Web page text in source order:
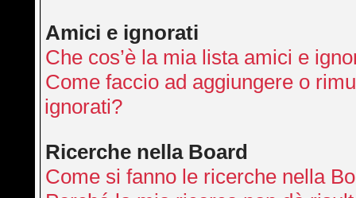
Amici e ignorati
Che cos’è la mia lista amici e
Come faccio ad aggiungere o
ignorati?
Ricerche nella Board
Come si fanno le ricerche nella